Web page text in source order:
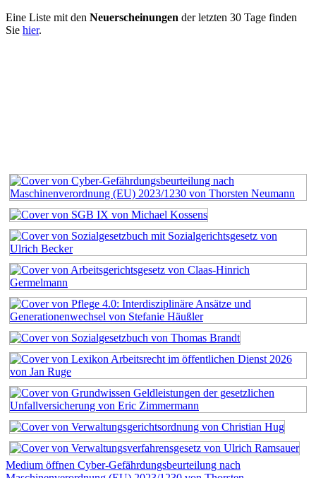
Eine Liste mit den Neuerscheinungen der letzten 30 Tage finden
Sie hier.
Medium öffnen Cyber-Gefährdungsbeurteilung nach